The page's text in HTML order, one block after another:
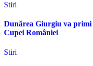
Stiri
Dunărea Giurgiu va
Cupei României
Stiri